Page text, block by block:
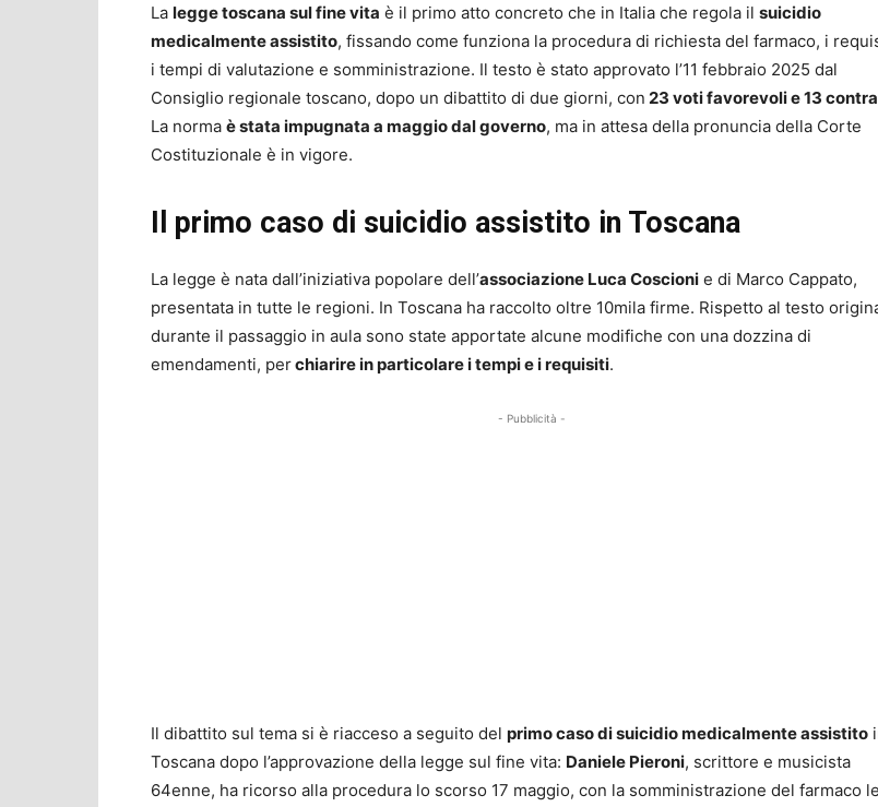
La legge toscana sul fine vita è il primo atto concreto che in Italia che regola il suicidio
medicalmente assistito, fissando come funziona la procedura di richiesta del farmaco, i
i tempi di valutazione e somministrazione. Il testo è stato approvato l’11 febbraio 2025 dal
Consiglio regionale toscano, dopo un dibattito di due giorni, con 23 voti favorevoli e 13
La norma è stata impugnata a maggio dal governo, ma in attesa della pronuncia della Corte
Costituzionale è in vigore.
Il primo caso di suicidio assistito in Toscana
La legge è nata dall’iniziativa popolare dell’associazione Luca Coscioni e di Marco Cappato,
presentata in tutte le regioni. In Toscana ha raccolto oltre 10mila firme. Rispetto al testo
durante il passaggio in aula sono state apportate alcune modifiche con una dozzina di
emendamenti, perchiarire in particolare i tempi e i requisiti.
- Pubblicità -
Il dibattito sul tema si è riacceso a seguito del primo caso di suicidio medicalmente assistito
Toscana dopo l’approvazione della legge sul fine vita: Daniele Pieroni, scrittore e musicista
64enne, ha ricorso alla procedura lo scorso 17 maggio, con la somministrazione del farmaco